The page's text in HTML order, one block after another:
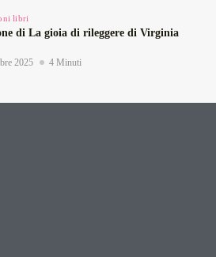
libri
di La gioia di rileggere di Virginia
2025 4 Minuti